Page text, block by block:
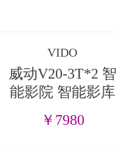
VIDO
威动V20-3T*2 智
能影院 智能影库
￥7980